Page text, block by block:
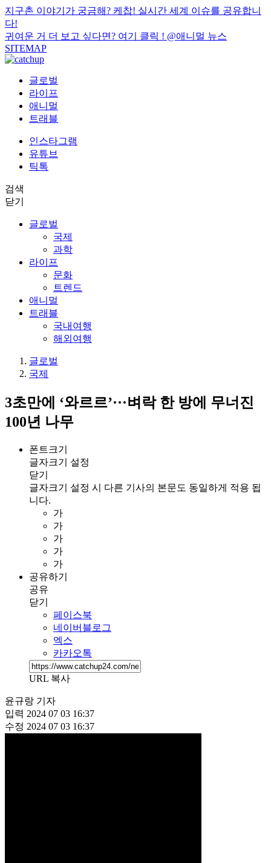
지구촌 이야기가 궁금해? 케찹! 실시간 세계 이슈를 공유합니
다!
귀여운 거 더 보고 싶다면? 여기 클릭 ! @애니멀 뉴스
SITEMAP
글로벌
라이프
애니멀
트래블
인스타그램
유튜브
틱톡
검색
닫기
글로벌
국제
과학
라이프
문화
트렌드
애니멀
트래블
국내여행
해외여행
글로벌
국제
3초만에 ‘와르르’···벼락 한 방에 무너진
100년 나무
폰트크기
글자크기 설정
닫기
글자크기 설정 시 다른 기사의 본문도 동일하게 적용 됩
니다.
가
가
가
가
가
공유하기
공유
닫기
페이스북
네이버블로그
엑스
카카오톡
URL 복사
윤규랑 기자
입력 2024 07 03 16:37
수정 2024 07 03 16:37